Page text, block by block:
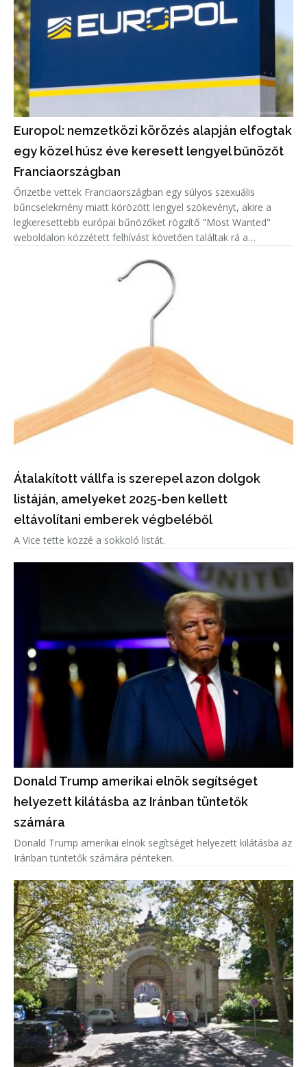
Europol: nemzetközi körözés alapján elfogtak
egy közel húsz éve keresett lengyel bűnözőt
Franciaországban
Őrizetbe vettek Franciaországban egy súlyos szexuális
bűncselekmény miatt körözött lengyel szökevényt, akire a
legkeresettebb európai bűnözőket rögzítő "Most Wanted"
weboldalon közzétett felhívást követően találtak rá a
Átalakított vállfa is szerepel azon dolgok
listáján, amelyeket 2025-ben kellett
eltávolítani emberek végbeléből
A Vice tette közzé a sokkoló listát.
Donald Trump amerikai elnök segítséget
helyezett kilátásba az Iránban tüntetők
számára
Donald Trump amerikai elnök segítséget helyezett kilátásba az
Iránban tüntetők számára pénteken.